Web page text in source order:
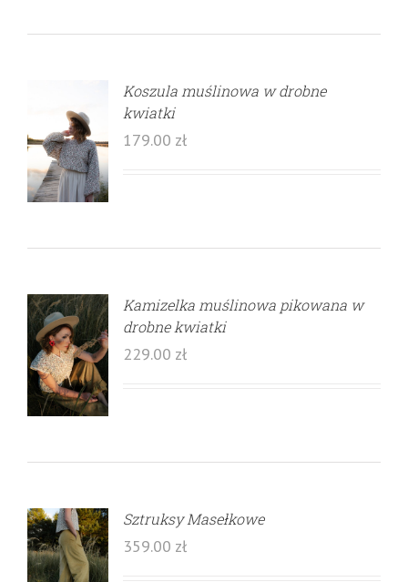
Koszula muślinowa w drobne
kwiatki
179.00 zł
Kamizelka muślinowa pikowana w
drobne kwiatki
229.00 zł
Sztruksy Masełkowe
359.00 zł